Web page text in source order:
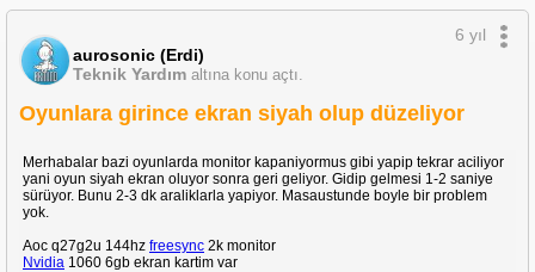
aurosonic (Erdi)
Teknik Yardım altına konu açtı.
6 yıl
Oyunlara girince ekran siyah olup düzeliyor
Merhabalar bazi oyunlarda monitor kapaniyormus gibi yapip tekrar aciliyor
yani oyun siyah ekran oluyor sonra geri geliyor. Gidip gelmesi 1-2 saniye
sürüyor. Bunu 2-3 dk araliklarla yapiyor. Masaustunde boyle bir problem
yok.
Aoc q27g2u 144hz freesync 2k monitor
Nvidia 1060 6gb ekran kartim var